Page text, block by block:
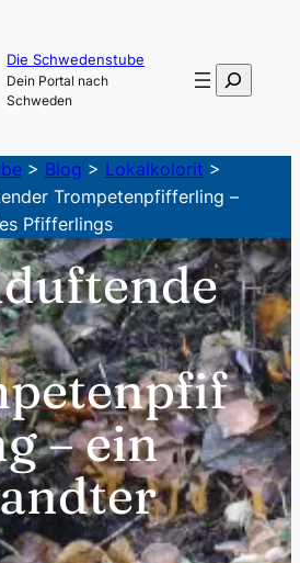
Die Schwedenstube
Dein Portal nach
Schweden
Suchen
> Blog > Lokalkolorit >
Trompetenpfifferling –
Pfifferlings
– ein